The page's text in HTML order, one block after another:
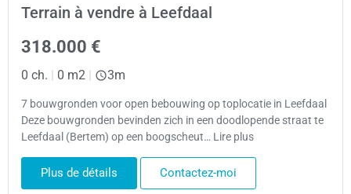
Terrain à vendre à Leefdaal
318.000 €
0 ch. | 0 m2 | 3m
7 bouwgronden voor open bebouwing op toplocatie in Leefdaal
Deze bouwgronden bevinden zich in een doodlopende straat te
Leefdaal (Bertem) op een boogscheut… Lire plus
Plus de détails Contactez-moi